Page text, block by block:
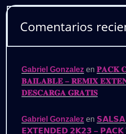
Comentarios
Gabriel Gonzalez en 𝐏𝐀𝐂𝐊
𝐁𝐀𝐈𝐋𝐀𝐁𝐋𝐄 – 𝐑𝐄𝐌𝐈𝐗
𝐃𝐄𝐒𝐂𝐀𝐑𝐆𝐀 𝐆𝐑𝐀𝐓𝐈𝐒
Gabriel Gonzalez en
𝗘𝗫𝗧𝗘𝗡𝗗𝗘𝗗 𝟮𝗞𝟮𝟯 – 𝗣𝗔𝗖𝗞